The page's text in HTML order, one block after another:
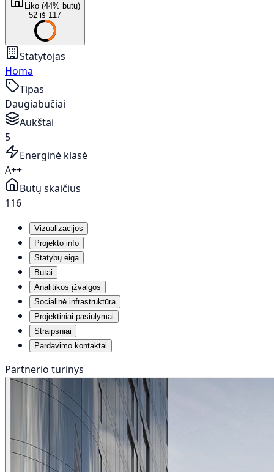
Liko (44% butų)
52 iš 117
Statytojas
Homa
Tipas
Daugiabučiai
Aukštai
5
Energinė klasė
A++
Butų skaičius
116
Vizualizacijos
Projekto info
Statybų eiga
Butai
Analitikos įžvalgos
Socialinė infrastruktūra
Projektiniai pasiūlymai
Straipsniai
Pardavimo kontaktai
Partnerio turinys